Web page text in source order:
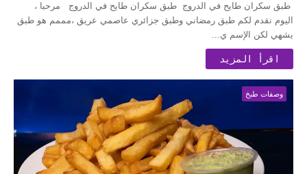
طبق سكران طايح في الدروج طبق سكران طايح في الدروج مرحبا ،
اليوم نقدم لكم طبق رمضاني وطبق جزائري عاصمي عريق ،مممم هو طبق
يشهي لكن الإسم ي...
اقرأ المزيد
وصفات طبخ